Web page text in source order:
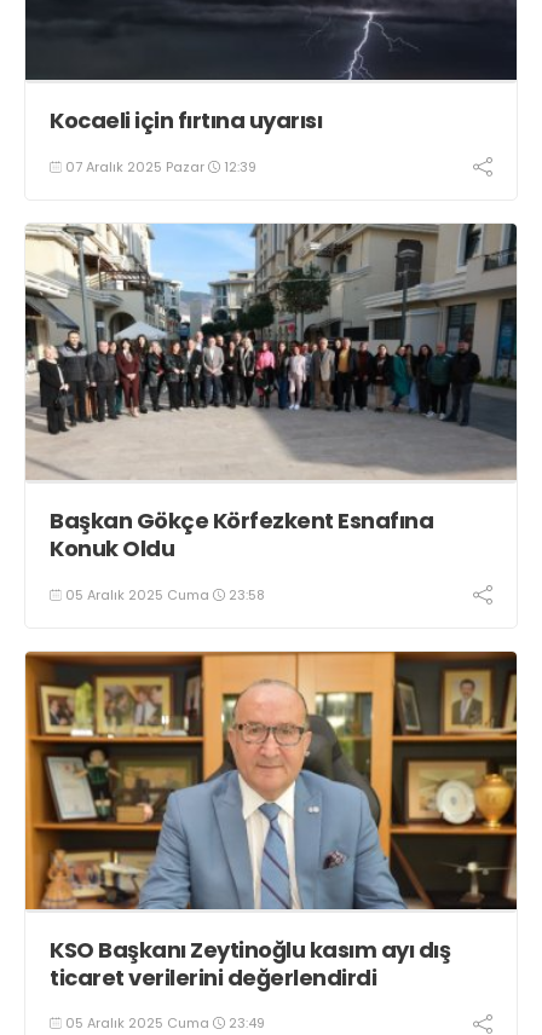
Kocaeli için fırtına uyarısı
07 Aralık 2025 Pazar 12:39
Başkan Gökçe Körfezkent Esnafına
Konuk Oldu
05 Aralık 2025 Cuma 23:58
KSO Başkanı Zeytinoğlu kasım ayı dış
ticaret verilerini değerlendirdi
05 Aralık 2025 Cuma 23:49